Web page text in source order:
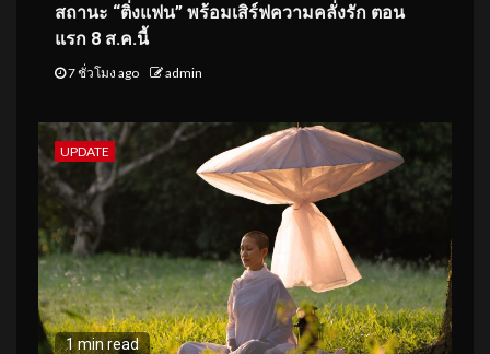
สถานะ “ติ่งแฟน” พร้อมเสิร์ฟความคลั่งรัก ตอน
แรก 8 ส.ค.นี้
7 ชั่วโมง ago admin
UPDATE
1 min read